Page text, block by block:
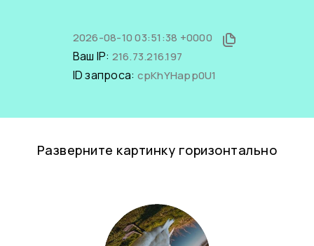
2026-08-10 03:51:38 +0000
Ваш IP: 216.73.216.197
ID запроса: cpKhYHapp0U1
Разверните картинку горизонтально